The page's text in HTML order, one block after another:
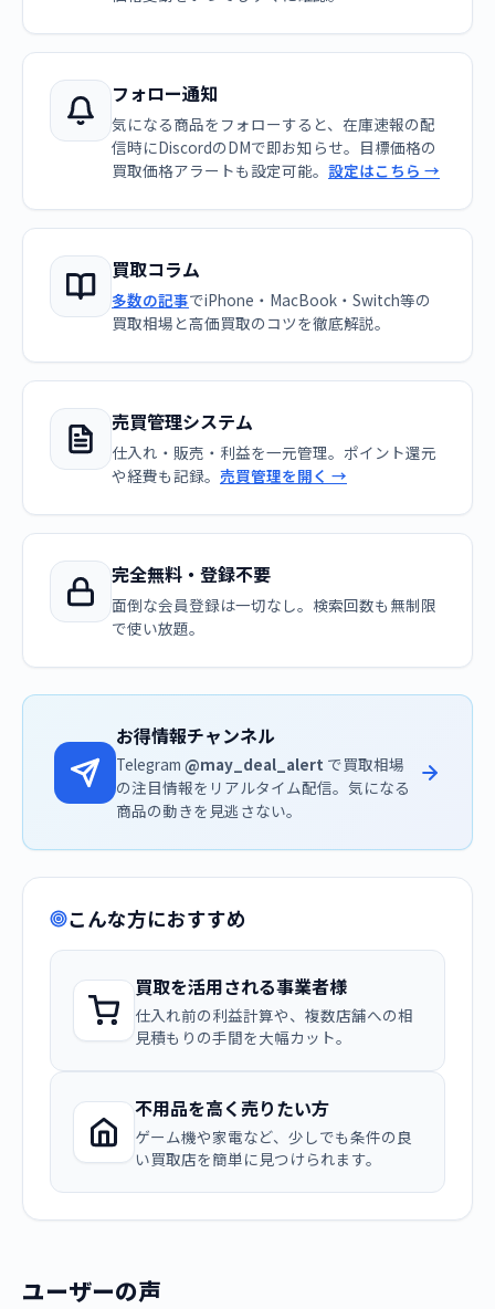
フォロー通知
気になる商品をフォローすると、在庫速報の配
信時にDiscordのDMで即お知らせ。目標価格の
買取価格アラートも設定可能。 設定はこちら →
買取コラム
多数の記事でiPhone・MacBook・Switch等の
買取相場と高価買取のコツを徹底解説。
売買管理システム
仕入れ・販売・利益を一元管理。ポイント還元
や経費も記録。 売買管理を開く →
完全無料・登録不要
面倒な会員登録は一切なし。検索回数も無制限
で使い放題。
お得情報チャンネル
Telegram @may_deal_alert で買取相場
の注目情報をリアルタイム配信。気になる
商品の動きを見逃さない。
こんな方におすすめ
買取を活用される事業者様
仕入れ前の利益計算や、複数店舗への相
見積もりの手間を大幅カット。
不用品を高く売りたい方
ゲーム機や家電など、少しでも条件の良
い買取店を簡単に見つけられます。
ユーザーの声